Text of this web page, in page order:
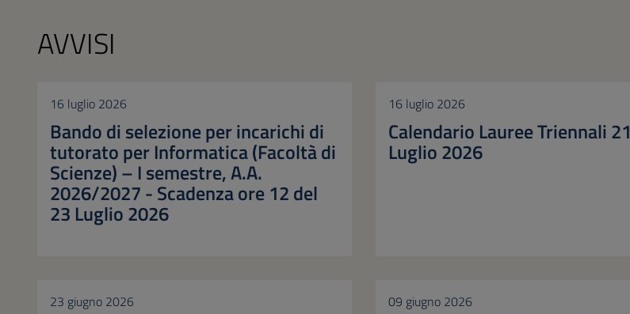
AVVISI
16 luglio 2026
Bando di selezione per incarichi di
tutorato per Informatica (Facoltà di
Scienze) – I semestre, A.A.
2026/2027 - Scadenza ore 12 del
23 Luglio 2026
16 luglio 2026
Calendario Lauree Triennali 21
Luglio 2026
23 giugno 2026 09 giugno 2026